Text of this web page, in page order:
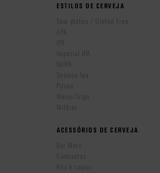
ESTILOS DE CERVEJA
Sem glúten / Gluten Free
APA
IPA
Imperial IPA
NEIPA
Session Ipa
Pilsen
Weiss/Trigo
Witbier
ACESSÓRIOS DE CERVEJA
Bar Mats
Camisetas
Kits e copos